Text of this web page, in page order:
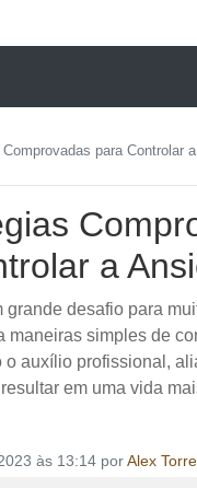
para Controlar
a
grande desafio para
maneiras simples de
o auxílio profissional,
em uma vida
às 13:14 porAlex